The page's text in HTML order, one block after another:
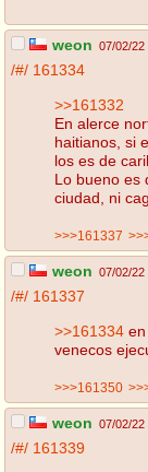
weon 07/02/22
/#/ 161334
>>161332
En alerce
haitianos, si
los es de
Lo bueno es
ciudad, ni
>>>161337
weon 07/02/22
/#/ 161337
>>161334
venecos
>>>161350
weon 07/02/22
/#/ 161339